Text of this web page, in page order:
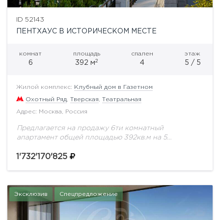
ID 52143
ПЕНТХАУС В ИСТОРИЧЕСКОМ МЕСТЕ
комнат
6
площадь
392 м2
спален
4
этаж
5 / 5
Жилой комплекс: Клубный дом в Газетном
Охотный Ряд Тверская Театральная
Адрес: Москва, Россия
Предлагается на продажу 6ти комнатный
апартамент общей площадью 392кв.м на 5
тихом сквере и имеет выходы сразу в два
1'732'170'825
Эксклюзив Спецпредложение